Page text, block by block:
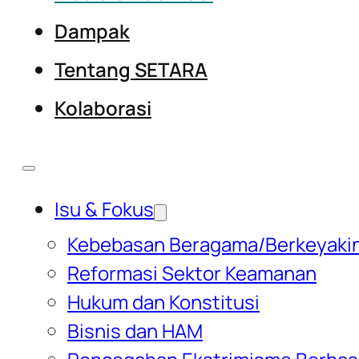
Dampak
Tentang SETARA
Kolaborasi
Isu & Fokus
Kebebasan Beragama/
Reformasi Sektor Keamanan
Hukum dan Konstitusi
Bisnis dan HAM